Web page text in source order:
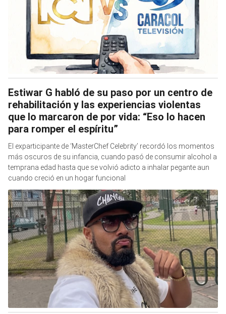
Estiwar G habló de su paso por un centro de
rehabilitación y las experiencias violentas
que lo marcaron de por vida: “Eso lo hacen
para romper el espíritu”
El exparticipante de ‘MasterChef Celebrity’ recordó los momentos
más oscuros de su infancia, cuando pasó de consumir alcohol a
temprana edad hasta que se volvió adicto a inhalar pegante aun
cuando creció en un hogar funcional